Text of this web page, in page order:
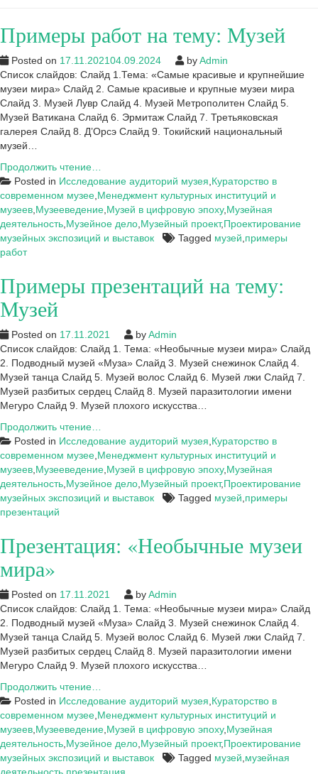
Примеры работ на тему: Музей
Posted on 17.11.202104.09.2024 byAdmin
Список слайдов: Слайд 1.Тема: «Самые красивые и крупнейшие
музеи мира» Слайд 2. Самые красивые и крупные музеи мира
Слайд 3. Музей Лувр Слайд 4. Музей Метрополитен Слайд 5.
Музей Ватикана Слайд 6. Эрмитаж Слайд 7. Третьяковская
галерея Слайд 8. Д’Орсэ Слайд 9. Токийский национальный
музей…
Продолжить чтение…
работ
на
тему:
Музей
Posted in Исследование аудиторий музея Кураторство в
современном музее Менеджмент культурных институций и
музеев Музееведение Музей в цифровую эпоху, Музейная
деятельность Музейное дело Музейный проект,Проектирование
музейных экспозиций и выставок
Tagged музей примеры
работ
Примеры презентаций на тему:
Музей
Posted on 17.11.2021 byAdmin
Список слайдов: Слайд 1. Тема: «Необычные музеи мира» Слайд
2. Подводный музей «Муза» Слайд 3. Музей снежинок Слайд 4.
Музей танца Слайд 5. Музей волос Слайд 6. Музей лжи Слайд 7.
Музей разбитых сердец Слайд 8. Музей паразитологии имени
Мегуро Слайд 9. Музей плохого искусства…
Продолжить чтение…
презентаций
на
тему:
Музей
Posted in Исследование аудиторий музея Кураторство в
современном музее Менеджмент культурных институций и
музеев Музееведение Музей в цифровую эпоху, Музейная
деятельность Музейное дело Музейный проект,Проектирование
музейных экспозиций и выставок
Tagged музей примеры
презентаций
Презентация: «Необычные музеи
мира»
Posted on 17.11.2021 byAdmin
Список слайдов: Слайд 1. Тема: «Необычные музеи мира» Слайд
2. Подводный музей «Муза» Слайд 3. Музей снежинок Слайд 4.
Музей танца Слайд 5. Музей волос Слайд 6. Музей лжи Слайд 7.
Музей разбитых сердец Слайд 8. Музей паразитологии имени
Мегуро Слайд 9. Музей плохого искусства…
Продолжить чтение…
«Необычные
музеи
мира»
Posted in Исследование аудиторий музея Кураторство в
современном музее Менеджмент культурных институций и
музеев Музееведение Музей в цифровую эпоху, Музейная
деятельность Музейное дело Музейный проект,Проектирование
музейных экспозиций и выставок
Tagged музей музейная